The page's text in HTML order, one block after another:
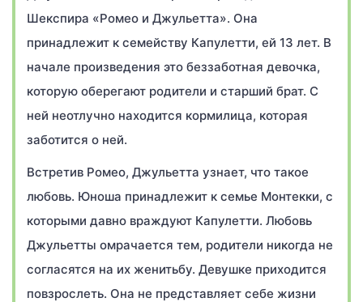
Шекспира «Ромео и Джульетта». Она
принадлежит к семейству Капулетти, ей 13 лет. В
начале произведения это беззаботная девочка,
которую оберегают родители и старший брат. С
ней неотлучно находится кормилица, которая
заботится о ней.
Встретив Ромео, Джульетта узнает, что такое
любовь. Юноша принадлежит к семье Монтекки, с
которыми давно враждуют Капулетти. Любовь
Джульетты омрачается тем, родители никогда не
согласятся на их женитьбу. Девушке приходится
повзрослеть. Она не представляет себе жизни